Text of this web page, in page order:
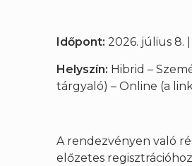
Időpont: 2026. július 8. |
Helyszín: Hibrid –
tárgyaló) – Online (a
A rendezvényen való
előzetes